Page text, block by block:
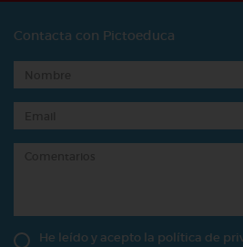
Contacta con Pictoeduca
He leído y acepto la política de